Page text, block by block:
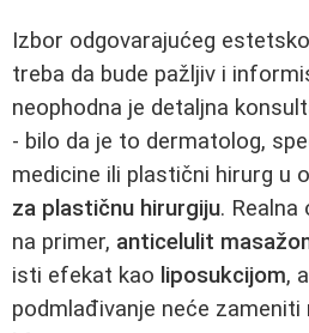
Izbor odgovarajućeg
treba da bude pažljiv i
neophodna je detaljna
- bilo da je to dermatolog,
medicine ili plastični hirurg u
za plastičnu hirurgiju. Realna
na primer, anticelulit
isti efekat kao liposukcijom, a
podmlađivanje neće